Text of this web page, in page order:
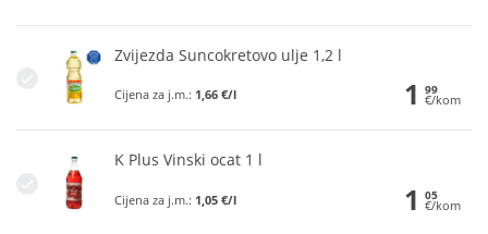
Zvijezda Suncokretovo ulje 1,2 l
Cijena za j.m.: 1,66 €/l 1 99
€/kom
K Plus Vinski ocat 1 l
Cijena za j.m.: 1,05 €/l 1 05
€/kom